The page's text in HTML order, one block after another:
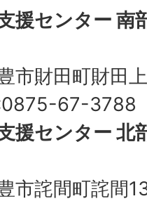
援センター 南
市財田町財田
67-3788
援センター 北
市詫間町詫間